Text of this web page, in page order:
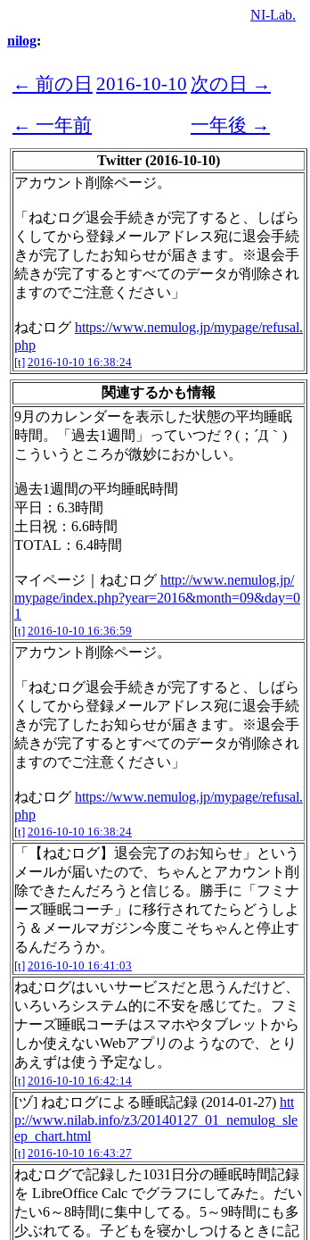
NI-Lab.
nilog:
← 前の日 2016-10-10 次の日 →
← 一年前
一年後 →
Twitter (2016-10-10)
アカウント削除ページ。
「ねむログ退会手続きが完了すると、しばら
くしてから登録メールアドレス宛に退会手続
きが完了したお知らせが届きます。※退会手
続きが完了するとすべてのデータが削除され
ますのでご注意ください」
ねむログ https://www.nemulog.jp/mypage/refusal.
php
[t] 2016-10-10 16:38:24
関連するかも情報
9月のカレンダーを表示した状態の平均睡眠
時間。「過去1週間」っていつだ？(；´Д｀)
こういうところが微妙におかしい。
過去1週間の平均睡眠時間
平日：6.3時間
土日祝：6.6時間
TOTAL：6.4時間
マイページ｜ねむログ http://www.nemulog.jp/
mypage/index.php?year=2016&month=09&day=0
1
[t] 2016-10-10 16:36:59
アカウント削除ページ。
「ねむログ退会手続きが完了すると、しばら
くしてから登録メールアドレス宛に退会手続
きが完了したお知らせが届きます。※退会手
続きが完了するとすべてのデータが削除され
ますのでご注意ください」
ねむログ https://www.nemulog.jp/mypage/refusal.
php
[t] 2016-10-10 16:38:24
「【ねむログ】退会完了のお知らせ」という
メールが届いたので、ちゃんとアカウント削
除できたんだろうと信じる。勝手に「フミナ
ーズ睡眠コーチ」に移行されてたらどうしよ
う＆メールマガジン今度こそちゃんと停止す
るんだろうか。
[t] 2016-10-10 16:41:03
ねむログはいいサービスだと思うんだけど、
いろいろシステム的に不安を感じてた。フミ
ナーズ睡眠コーチはスマホやタブレットから
しか使えないWebアプリのようなので、とり
あえずは使う予定なし。
[t] 2016-10-10 16:42:14
[ヅ] ねむログによる睡眠記録 (2014-01-27) htt
p://www.nilab.info/z3/20140127_01_nemulog_sle
ep_chart.html
[t] 2016-10-10 16:43:27
ねむログで記録した1031日分の睡眠時間記録
を LibreOffice Calc でグラフにしてみた。だい
たい6～8時間に集中してる。5～9時間にも多
少ぶれてる。子どもを寝かしつけるときに記